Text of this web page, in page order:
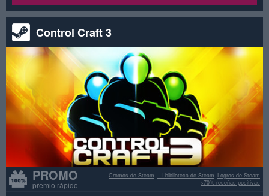
Control Craft 3
PROMO
premio rápido
Logros de Steam
+1 biblioteca de Steam
Cromos de Steam
>70% reseñas positivas